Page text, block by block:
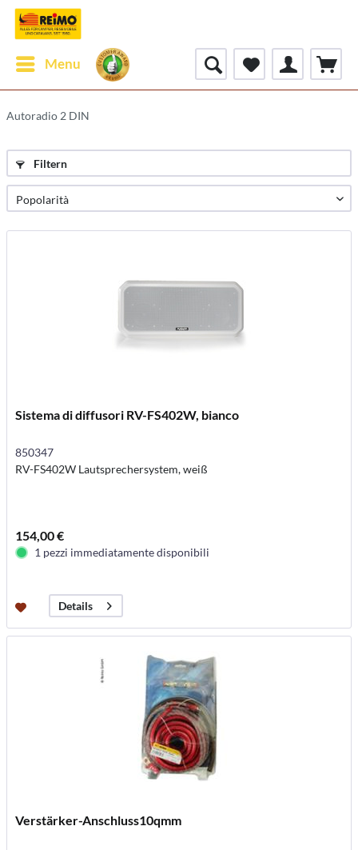
Menu
Autoradio 2 DIN
Filtern
Sistema di diffusori RV-FS402W, bianco
850347
RV-FS402W Lautsprechersystem, weiß
154,00 €
1 pezzi immediatamente disponibili
Details
Verstärker-Anschluss10qmm